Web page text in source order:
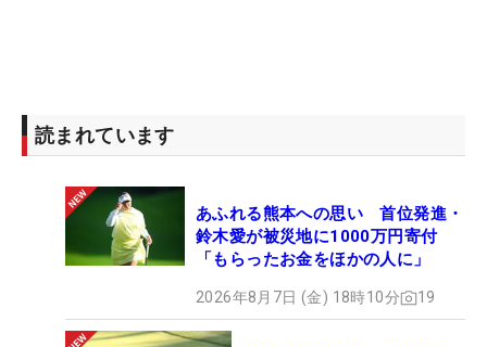
強く揺れるほどではあったが、選手たちは「この風
があってよかったかもしれない。全くなかったら
通常であればスコアメークのため“邪魔”な風も、こ
こではありがたいものになった。そういった声を聞
くと“クールスポット”の存在はとても大きいと感
じ、実際にその扇風機付近に集まる選手は多かっ
読まれています
あふれる熊本への思い 首位発進・
鈴木愛が被災地に1000万円寄付
「もらったお金をほかの人に」
2026年8月7日 (金) 18時10分 19